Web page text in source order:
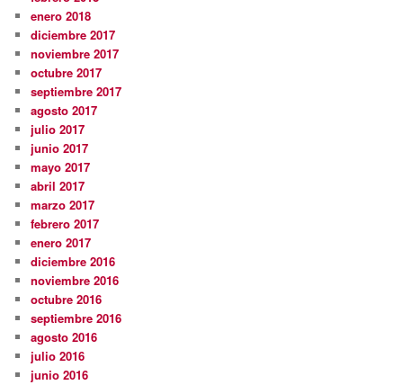
enero 2018
diciembre 2017
noviembre 2017
octubre 2017
septiembre 2017
agosto 2017
julio 2017
junio 2017
mayo 2017
abril 2017
marzo 2017
febrero 2017
enero 2017
diciembre 2016
noviembre 2016
octubre 2016
septiembre 2016
agosto 2016
julio 2016
junio 2016